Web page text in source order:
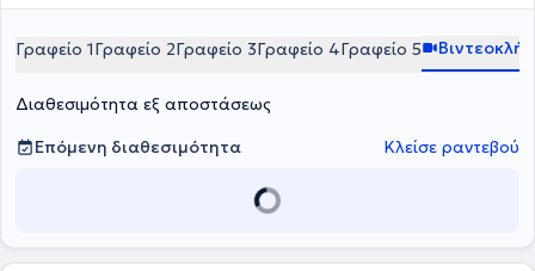
πρακτική της άσκηση στο Γενικό Νοσοκομείο Αττικής ΚΑΤ. Είναι
Instructor (AF Studies - PMA), στο Clinical Pilates (ΚΕΔΙΒΙΜ
Epimorfosis - ΕΟΠΠΕΠ) και ως Personal Trainer (HNFC - NASM).
Επιπλέον, είναι κάτοχος διπλώματος στον Βιοϊατρικό Βελονισμό
από το Πανεπιστήμιο Δυτικής Αττικής και έχει εκπαιδευτεί στο
Manual Therapy από σχολή πιστοποιημένη από τη Διεθνή
Ομοσπονδία Μυοσκελετικής Φυσικοθεραπείας (IFOMPT),
εμβαθύνοντας στην αξιολόγηση και διαχείριση μυοσκελετικών
προβλημάτων. Αυτή την περίοδο είναι μεταπτυχιακή φοιτήτρια στην
Γραφείο 1Γραφείο 2Γραφείο 3Γραφείο 4Γραφείο 5
Διαθεσιμότητα εξ αποστάσεως
Επόμενη διαθεσιμότητα
Κλείσε ραντεβού